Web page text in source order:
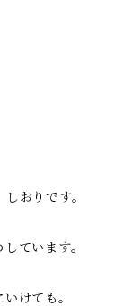
おりです。
ています。
けても。